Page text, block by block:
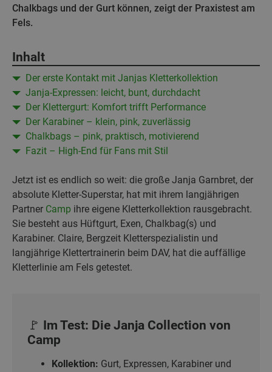
Chalkbags und der Gurt können, zeigt der Praxistest am
Fels.
Inhalt
Der erste Kontakt mit Janjas Kletterkollektion
Janja-Expressen: leicht, bunt, durchdacht
Der Klettergurt: Komfort trifft Performance
Der Karabiner – klein, pink, zuverlässig
Chalkbags – pink, praktisch, motivierend
Fazit – High-End für Fans mit Stil
Jetzt ist es endlich so weit: die große Janja Garnbret, der
absolute Kletter-Superstar, hat mit ihrem langjährigen
Partner Camp ihre eigene Kletterkollektion rausgebracht.
Sie besteht aus Hüftgurt, Exen, Chalkbag(s) und
Karabiner. Claire, Bergzeit Kletterspezialistin und
langjährige Klettertrainerin beim DAV, hat die auffällige
Kletterlinie am Fels getestet.
🚩 Im Test: Die Janja Collection von
Camp
Kollektion: Gurt, Expressen, Karabiner und